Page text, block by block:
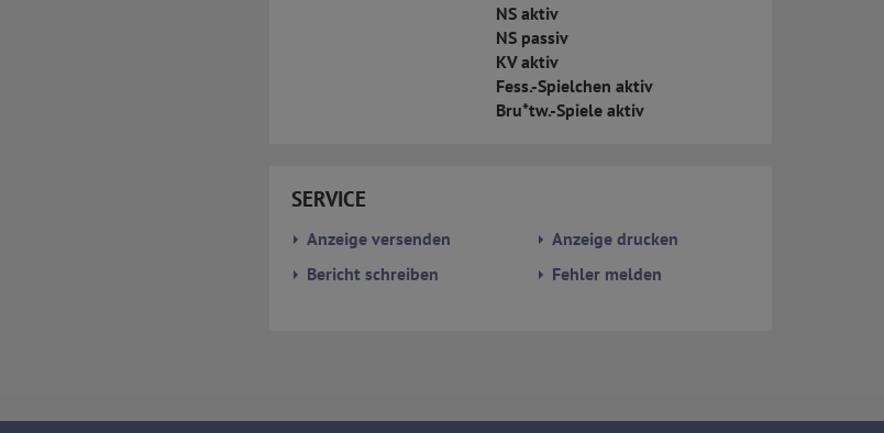
als Webanalysedient. Es wird verwendet, um Daten
NS aktiv
NS passiv
KV aktiv
Fess.-Spielchen aktiv
Bru*tw.-Spiele aktiv
SERVICE
Anzeige versenden
Anzeige drucken
Bericht schreiben
Fehler melden